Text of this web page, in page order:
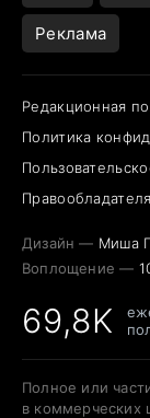
Реклама
Редакционная
Политика
Дизайн — Миша
Воплощение —
69,8K
Полное или
в коммерческих